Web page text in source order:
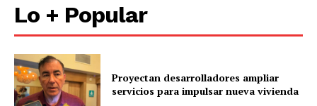
Lo + Popular
Proyectan desarrolladores ampliar
servicios para impulsar nueva vivienda